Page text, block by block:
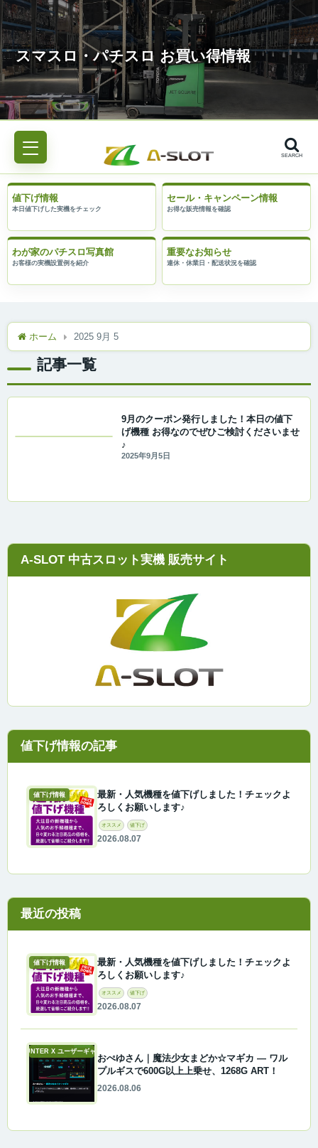
SEARCH
値下げ情報 セール・キャンペーン情報
わが家のパチスロ写真館 重要なお知らせ
ホーム 2025 9月 5
記事一覧
9月のクーポン発行しました！本日の値下
げ機種 お得なのでぜひご検討くださいませ
♪
2025年9月5日
A-SLOT 中古スロット実機 販売サイト
値下げ情報
最新・人気機種を値下げしました！チェックよ
ろしくお願いします♪
オススメ 値下げ
2026.08.07
最近の投稿
値下げ情報
最新・人気機種を値下げしました！チェックよ
ろしくお願いします♪
オススメ 値下げ
2026.08.07
A-COUNTER X ユーザーギャラリー
おぺゆさん｜魔法少女まどか☆マギカ ― ワル
プルギスで600G以上上乗せ、1268G ART！
2026.08.06